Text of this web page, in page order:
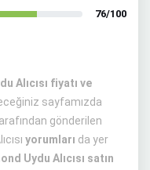
76/100
Alıcısı fiyatı ve
sayfamızda
gönderilen
yorumları da yer
Uydu Alıcısı satın